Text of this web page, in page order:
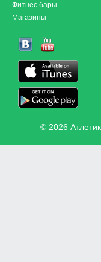
Фитнес бары
Магазины
© 2026